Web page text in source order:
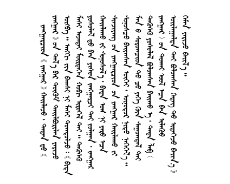
                                                                                     